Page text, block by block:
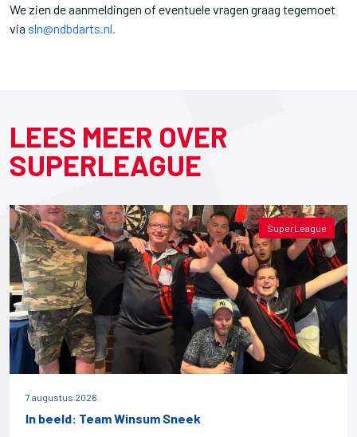
We zien de aanmeldingen of eventuele vragen graag tegemoet
via sln@ndbdarts.nl.
LEES MEER OVER
SUPERLEAGUE
SuperLeague
7 augustus 2026
In beeld: Team Winsum Sneek